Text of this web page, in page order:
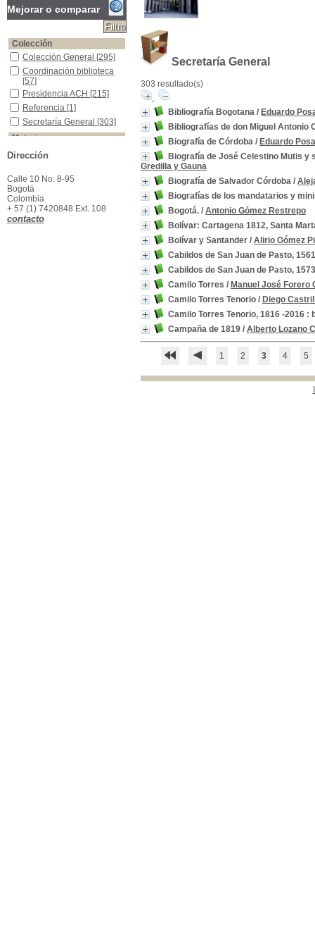
Secretaría General
303 resultado(s)
Bibliografía Bogotana / Eduardo
Bibliografías de don Miguel Antonio
Biografía de Córdoba / Eduardo
Biografía de José Celestino Mutis
Gredilla y Gauna
Biografía de Salvador Córdoba /
Biografías de los mandatarios y
Bogotá. / Antonio Gómez Restrepo
Bolívar: Cartagena 1812, Santa
Bolívar y Santander / Alirio Gómez
Cabildos de San Juan de Pasto,
Cabildos de San Juan de Pasto,
Camilo Torres / Manuel José Forero
Camilo Torres Tenorio / Diego
Camilo Torres Tenorio, 1816 -2016
Campaña de 1819 / Alberto Lozano
1 2 3 4 5
Mejorar o comparar
Colección
Colección General
Colección General [295]
Coordinación biblioteca
Coordinación biblioteca
[57]
Presidencia ACH
Presidencia ACH [215]
Referencia
Referencia [1]
Secretaría General
Secretaría General [303]
Materias
Colombia--Política y gobierno--Siglo XIX
Colombia--Política y
gobierno--Siglo XIX
Colombia -Historia -Guerra de Independencia--1810-1819
Colombia -Historia -
Guerra de Independencia-
-1810-1819
Colombia--Historia
Colombia--Historia[14]
Colombia--Política y gobierno
Colombia--Política y
Colombia -Condiciones sociales -Siglo XIX
Colombia - Historia- Independencia
Dirección
Calle 10 No. 8-95
Bogotá
Colombia
+ 57 (1) 7420848 Ext. 108
contacto